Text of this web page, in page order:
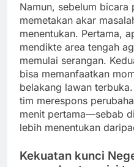
Namun, sebelum
memetakan akar
menentukan. Pertama,
mendikte area tengah
memulai serangan.
bisa memanfaatkan
belakang lawan
tim merespons
menit pertama—sebab
lebih menentukan
Kekuatan kunci